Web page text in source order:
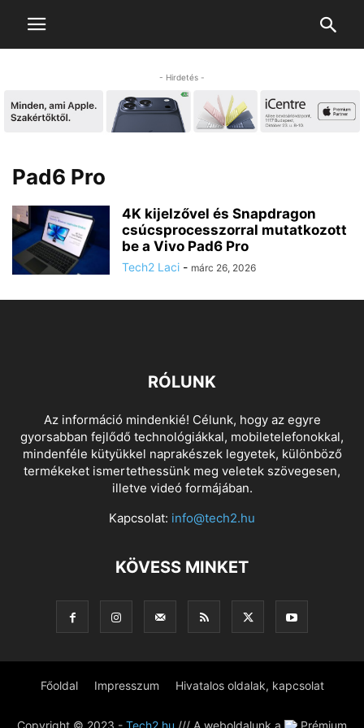
- Hirdetés -
Pad6 Pro
4K kijelzővel és Snapdragon
csúcsprocesszorral mutatkozott
be a Vivo Pad6 Pro
Tech2 Laci - márc 26, 2026
RÓLUNK
Az információ mindenkié! Célunk, hogy az egyre
gyorsabban fejlődő technológiákkal, mobiletelefonokkal,
mindenféle kütyükkel naprakészek legyetek, különböző
termékeket ismertethessünk meg veletek szövegesen,
illetve videó formájában.
Kapcsolat: info@tech2.hu
KÖVESS MINKET
Főoldal Impresszum Hivatalos oldalak, kapcsolat